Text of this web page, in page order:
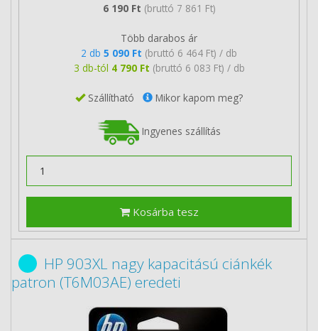
6 190 Ft (bruttó 7 861 Ft)
Több darabos ár
2 db 5 090 Ft (bruttó 6 464 Ft) / db
3 db-tól 4 790 Ft (bruttó 6 083 Ft) / db
Szállítható Mikor kapom meg?
Ingyenes szállítás
Kosárba tesz
HP 903XL nagy kapacitású ciánkék
patron (T6M03AE) eredeti